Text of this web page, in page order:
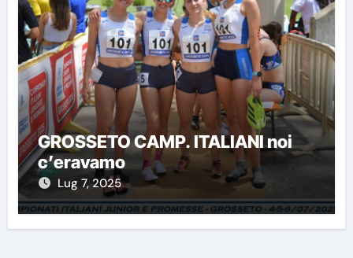
GROSSETO CAMP. ITALIANI noi
c’eravamo
Lug 7, 2025